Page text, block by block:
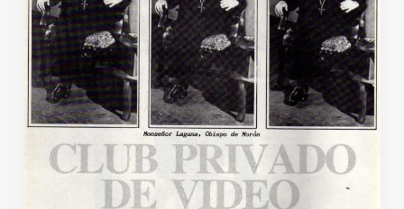
la
iglesia
argentina